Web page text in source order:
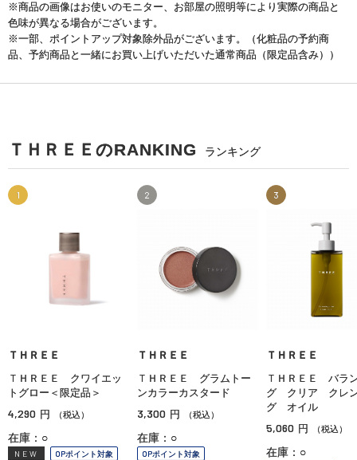
※商品の画像はお使いのモニター、お部屋の照明等により実際の商品と
色味が異なる場合がございます。
※一部、ポイントアップ対象除外品がございます。（化粧品の予約商
品、予約商品と一緒にお買い上げいただいた通常商品（限定品含み））
ＴＨＲＥＥのRANKING ランキング
1
ＴＨＲＥＥ
ＴＨＲＥＥ クワイエッ
トグロー＜限定品＞
4,290 円 （税込）
在庫：○
NEW OPポイント対象
2
ＴＨＲＥＥ
ＴＨＲＥＥ グラムトー
ンカラーカスタード
3,300 円 （税込）
在庫：○
OPポイント対象
3
ＴＨＲＥＥ
ＴＨＲＥＥ バラ
グ クリア クレ
グ オイル
5,060 円 （税込）
在庫：○